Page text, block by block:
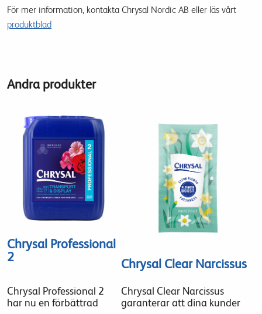
För mer information, kontakta Chrysal Nordic AB eller läs vårt
produktblad
Andra produkter
Chrysal Professional
2
Chrysal Professional 2
har nu en förbättrad
Chrysal Clear Narcissus
Chrysal Clear Narcissus
garanterar att dina kunder